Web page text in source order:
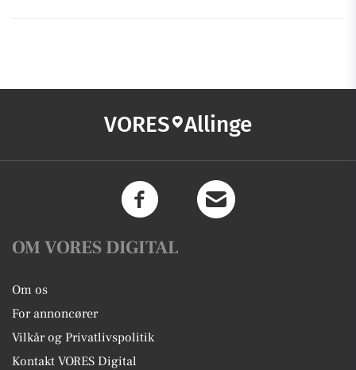
VORES Allinge
OM VORES DIGITAL
Om os
For annoncører
Vilkår og Privatlivspolitik
Kontakt VORES Digital